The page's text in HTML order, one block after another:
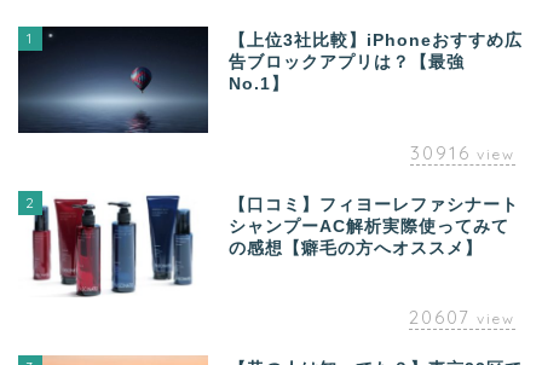
1
【上位3社比較】iPhoneおすすめ広
告ブロックアプリは？【最強
No.1】
30916 view
2
【口コミ】フィヨーレファシナート
シャンプーAC解析実際使ってみて
の感想【癖毛の方へオススメ】
20607 view